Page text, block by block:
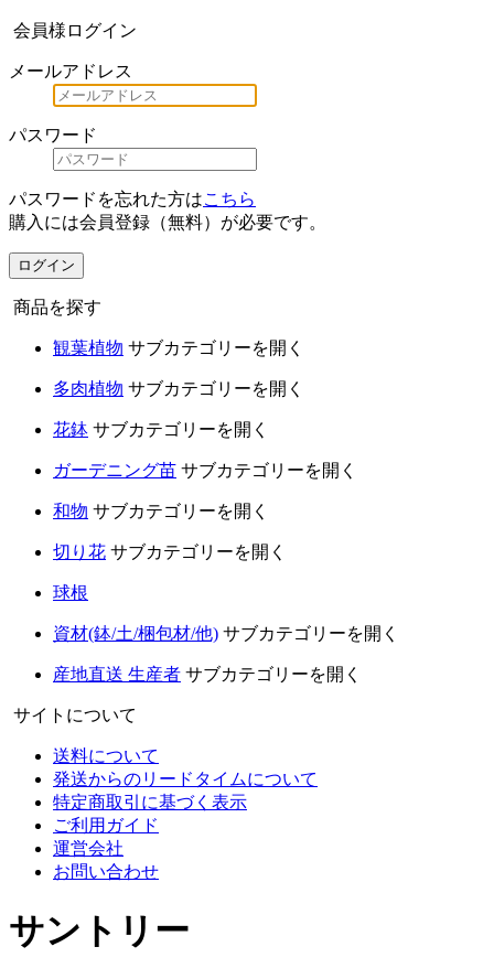
会員様ログイン
メールアドレス
パスワード
パスワードを忘れた方はこちら
購入には会員登録（無料）が必要です。
ログイン
商品を探す
観葉植物 サブカテゴリーを開く
多肉植物 サブカテゴリーを開く
花鉢 サブカテゴリーを開く
ガーデニング苗 サブカテゴリーを開く
和物 サブカテゴリーを開く
切り花 サブカテゴリーを開く
球根
資材(鉢/土/梱包材/他) サブカテゴリーを開く
産地直送 生産者 サブカテゴリーを開く
サイトについて
送料について
発送からのリードタイムについて
特定商取引に基づく表示
ご利用ガイド
運営会社
お問い合わせ
サントリー